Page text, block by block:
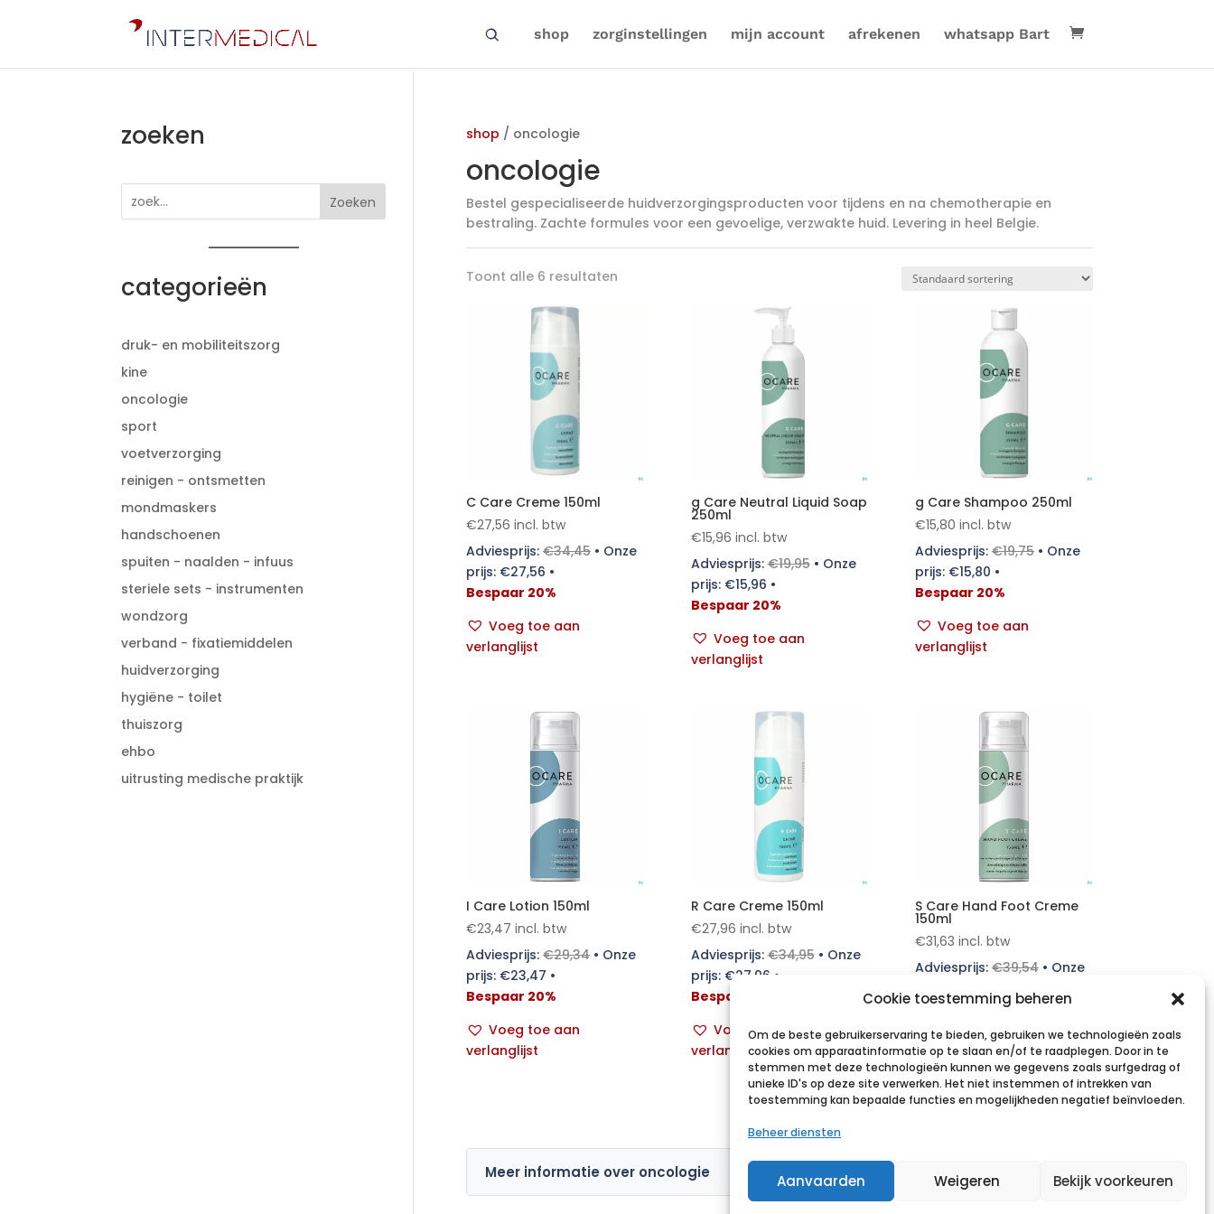
Cookie toestemming beheren
Om de beste gebruikerservaring te bieden, gebruiken we technologieën zoals
cookies om apparaatinformatie op te slaan en/of te raadplegen. Door in te
stemmen met deze technologieën kunnen we gegevens zoals surfgedrag of
unieke ID's op deze site verwerken. Het niet instemmen of intrekken van
toestemming kan bepaalde functies en mogelijkheden negatief beïnvloeden.
Beheer diensten
Aanvaarden Weigeren Bekijk voorkeuren
shop zorginstellingen mijn account afrekenen whatsapp Bart
shop / oncologie
oncologie
Bestel gespecialiseerde huidverzorgingsproducten voor tijdens en na chemotherapie en
bestraling. Zachte formules voor een gevoelige, verzwakte huid. Levering in heel Belgie.
Toont alle 6 resultaten
C Care Creme 150ml
€27,56 incl. btw
Adviesprijs:€34,45 • Onze
prijs: €27,56 •
Bespaar 20%
Voeg toe aan
verlanglijst
g Care Neutral Liquid Soap
250ml
€15,96 incl. btw
Adviesprijs:€19,95• Onze
prijs: €15,96 •
Bespaar 20%
Voeg toe aan
verlanglijst
g Care Shampoo 250ml
€15,80 incl. btw
Adviesprijs: €19,75• Onze
prijs: €15,80 •
Bespaar 20%
Voeg toe aan
verlanglijst
I Care Lotion 150ml
€23,47 incl. btw
Adviesprijs:€29,34 • Onze
prijs: €23,47 •
Bespaar 20%
Voeg toe aan
verlanglijst
R Care Creme 150ml
€27,96 incl. btw
Adviesprijs:€34,95• Onze
prijs: €27,96 •
Bespaar 20%
Voeg toe aan
verlanglijst
S Care Hand Foot Creme
150ml
€31,63 incl. btw
Adviesprijs: €39,54• Onze
31,63•
Bespaar 20%
Voeg toe aan
verlanglijst
Meer informatie over oncologie
zoeken
Zoeken
categorieën
druk- en mobiliteitszorg
kine
oncologie
sport
voetverzorging
reinigen - ontsmetten
mondmaskers
handschoenen
spuiten - naalden - infuus
steriele sets - instrumenten
wondzorg
verband - fixatiemiddelen
huidverzorging
hygiëne - toilet
thuiszorg
ehbo
uitrusting medische praktijk